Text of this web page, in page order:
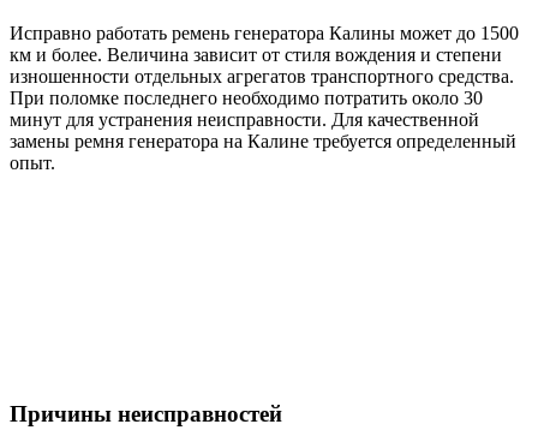
Исправно работать ремень генератора Калины может до 1500
км и более. Величина зависит от стиля вождения и степени
изношенности отдельных агрегатов транспортного средства.
При поломке последнего необходимо потратить около 30
минут для устранения неисправности. Для качественной
замены ремня генератора на Калине требуется определенный
опыт.
Причины неисправностей